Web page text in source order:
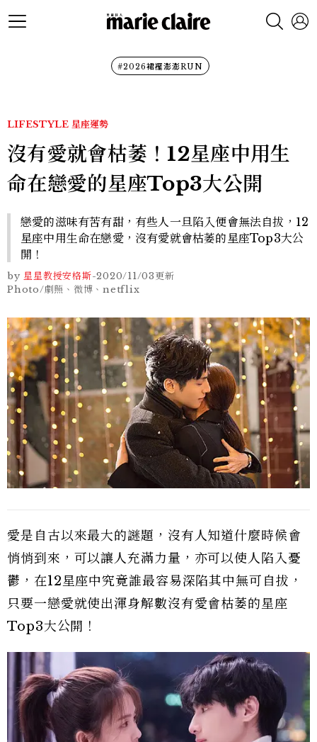
#2026裙襬澎澎RUN
LIFESTYLE 星座運勢
沒有愛就會枯萎！12星座中用生
命在戀愛的星座Top3大公開
戀愛的滋味有苦有甜，有些人一旦陷入便會無法自拔，12
星座中用生命在戀愛，沒有愛就會枯萎的星座Top3大公
開！
by 星星教授安格斯-2020/11/03更新
Photo/劇照、微博、netflix
愛是自古以來最大的謎題，沒有人知道什麼時候會
悄悄到來，可以讓人充滿力量，亦可以使人陷入憂
鬱，在12星座中究竟誰最容易深陷其中無可自拔，
只要一戀愛就使出渾身解數沒有愛會枯萎的星座
Top3大公開！